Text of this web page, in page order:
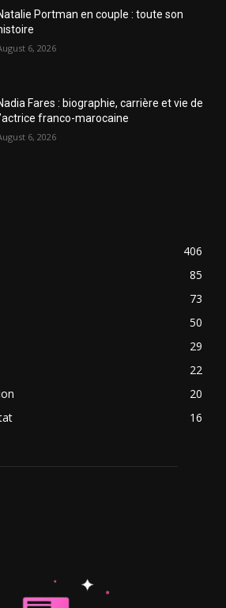
Portman en couple : toute son
6, 2026
Fares : biographie, carrière et vie de
l’actrice franco-marocaine
6, 2026
406
85
73
50
29
22
20
16